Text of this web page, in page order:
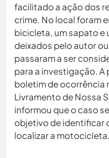
facilitado a ação dos
crime. No local foram
bicicleta, um sapato e
deixados pelo autor
passaram a ser
para a investigação.
boletim de ocorrência
Livramento de Nossa
informou que o caso
objetivo de identificar
localizar a motocicleta.